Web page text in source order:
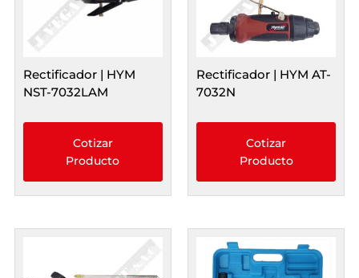
Rectificador | HYM
NST-7032LAM
Cotizar
Producto
Rectificador | HYM AT-
7032N
Cotizar
Producto